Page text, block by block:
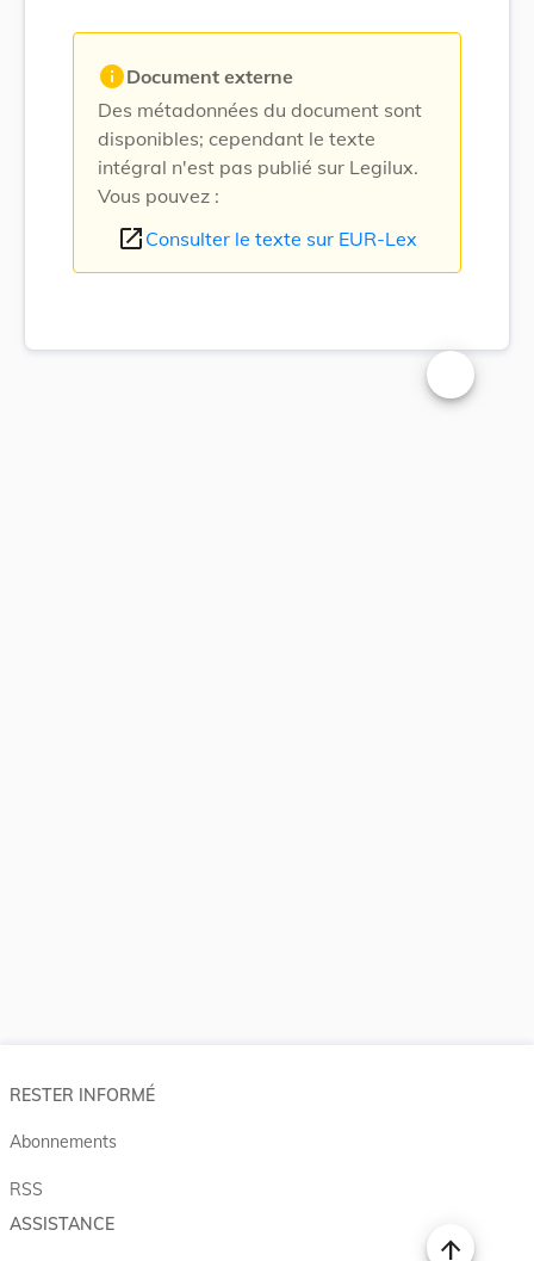
infoDocument externe
Des métadonnées du document sont
disponibles; cependant le texte
intégral n'est pas publié sur Legilux.
Vous pouvez :
open_in_new Consulter le texte sur EUR-Lex
Changer la
RESTER INFORMÉ
Abonnements
RSS
ASSISTANCE